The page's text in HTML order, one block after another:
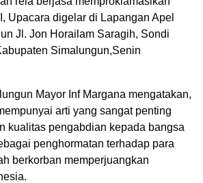
Upacara digelar di Lapangan Apel
Jl. Jon Horailam Saragih, Sondi
Simalungun,Senin
Mayor Inf Margana mengatakan,
arti yang sangat penting
kualitas pengabdian kepada bangsa
penghormatan terhadap para
berkorban memperjuangkan